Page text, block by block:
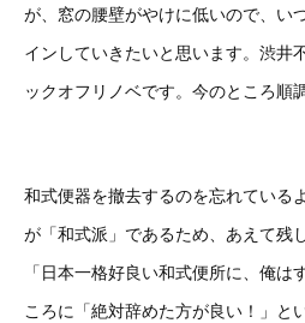
が、窓の腰壁がやけに低いので、い
インしていきたいと思います。渋井
ックオフリノベです。今のところ順
和式便器を撤去するのを忘れている
が「和式派」であるため、あえて残
「日本一格好良い和式便所に、俺は
ころに「絶対辞めた方が良い！」と